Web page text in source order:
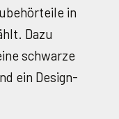
in
Dazu
schwarze
ein Design-